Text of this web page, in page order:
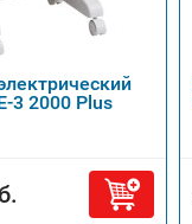
3 2000 Plus